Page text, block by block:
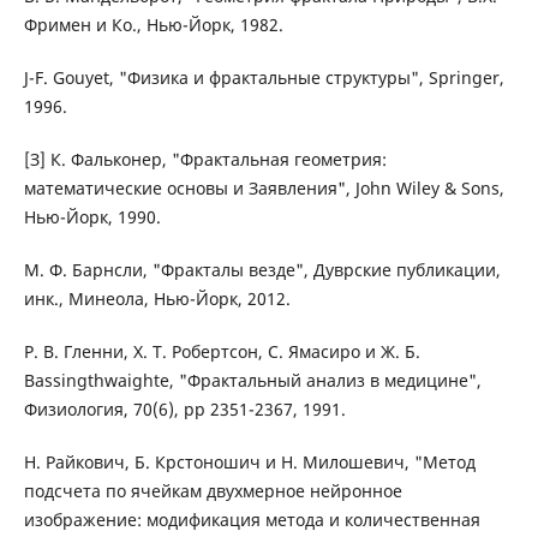
Фримен и Ко., Нью-Йорк, 1982.
J-F. Gouyet, "Физика и фрактальные структуры", Springer,
1996.
[З] К. Фальконер, "Фрактальная геометрия:
математические основы и Заявления", John Wiley & Sons,
Нью-Йорк, 1990.
М. Ф. Барнсли, "Фракталы везде", Дуврские публикации,
инк., Минеола, Нью-Йорк, 2012.
Р. В. Гленни, Х. Т. Робертсон, С. Ямасиро и Ж. Б.
Bassingthwaighte, "Фрактальный анализ в медицине",
Физиология, 70(6), рр 2351-2367, 1991.
Н. Райкович, Б. Крстоношич и Н. Милошевич, "Метод
подсчета по ячейкам двухмерное нейронное
изображение: модификация метода и количественная